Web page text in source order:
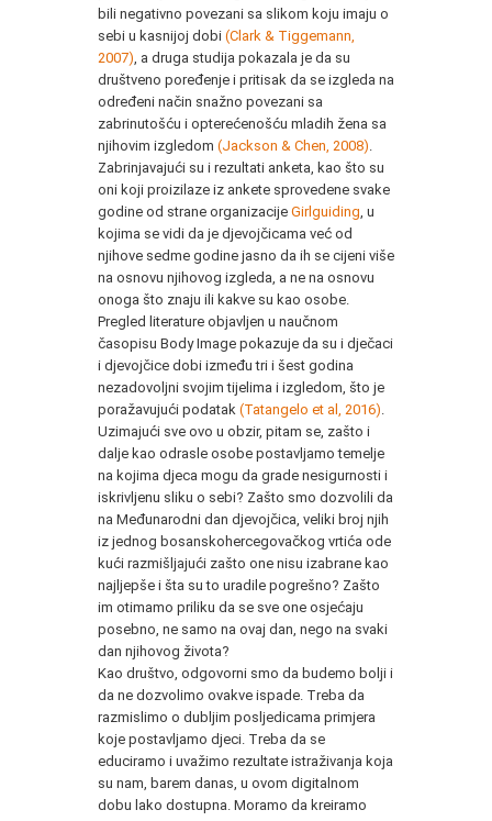
bili negativno povezani sa slikom koju imaju o
sebi u kasnijoj dobi (Clark & Tiggemann,
2007) , a druga studija pokazala je da su
društveno poređenje i pritisak da se izgleda na
određeni način snažno povezani sa
zabrinutošću i opterećenošću mladih žena sa
njihovim izgledom (Jackson & Chen, 2008)
Zabrinjavajući su i rezultati anketa, kao što su
oni koji proizilaze iz ankete sprovedene svake
godine od strane organizacije Girlguiding , u
kojima se vidi da je djevojčicama već od
njihove sedme godine jasno da ih se cijeni više
na osnovu njihovog izgleda, a ne na osnovu
onoga što znaju ili kakve su kao osobe.
Pregled literature objavljen u naučnom
časopisu Body Image pokazuje da su i dječaci
i djevojčice dobi između tri i šest godina
nezadovoljni svojim tijelima i izgledom, što je
poražavujući podatak (Tatangelo et al, 2016)
Uzimajući sve ovo u obzir, pitam se, zašto i
dalje kao odrasle osobe postavljamo temelje
na kojima djeca mogu da grade nesigurnosti i
iskrivljenu sliku o sebi? Zašto smo dozvolili da
na Međunarodni dan djevojčica, veliki broj njih
iz jednog bosanskohercegovačkog vrtića ode
kući razmišljajući zašto one nisu izabrane kao
najljepše i šta su to uradile pogrešno? Zašto
im otimamo priliku da se sve one osjećaju
posebno, ne samo na ovaj dan, nego na svaki
dan njihovog života?
Kao društvo, odgovorni smo da budemo bolji i
da ne dozvolimo ovakve ispade. Treba da
razmislimo o dubljim posljedicama primjera
koje postavljamo djeci. Treba da se
educiramo i uvažimo rezultate istraživanja koja
su nam, barem danas, u ovom digitalnom
dobu lako dostupna. Moramo da kreiramo